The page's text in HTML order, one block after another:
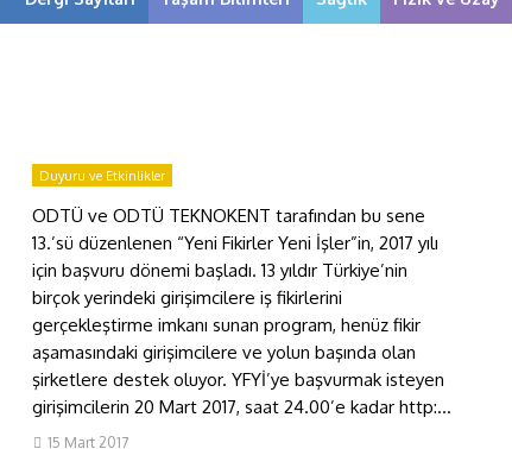
Duyuru ve Etkinlikler
ODTÜ ve ODTÜ TEKNOKENT tarafından bu sene
13.’sü düzenlenen “Yeni Fikirler Yeni İşler”in, 2017 yılı
için başvuru dönemi başladı. 13 yıldır Türkiye’nin
birçok yerindeki girişimcilere iş fikirlerini
gerçekleştirme imkanı sunan program, henüz fikir
aşamasındaki girişimcilere ve yolun başında olan
şirketlere destek oluyor. YFYİ’ye başvurmak isteyen
girişimcilerin 20 Mart 2017, saat 24.00’e kadar http:...
15 Mart 2017